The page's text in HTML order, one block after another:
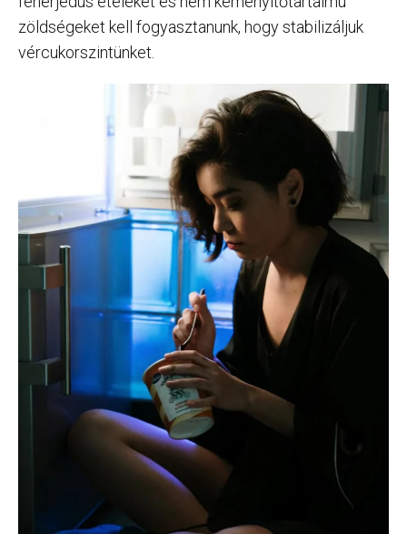
zöldségeket kell fogyasztanunk, hogy stabilizáljuk
vércukorszintünket.